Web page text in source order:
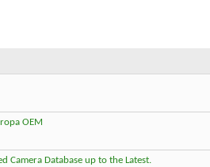
OEM
Camera Database up to the Latest.